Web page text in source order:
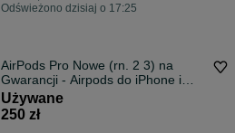
Odświeżono dzisiaj o 17:25
AirPods Pro Nowe (rn. 2 3) na
Gwarancji - Airpods do iPhone i
iPad
Używane
250 zł